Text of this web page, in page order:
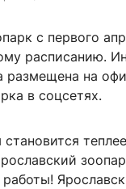
с первого
расписанию.
размещена на
в соцсетях.